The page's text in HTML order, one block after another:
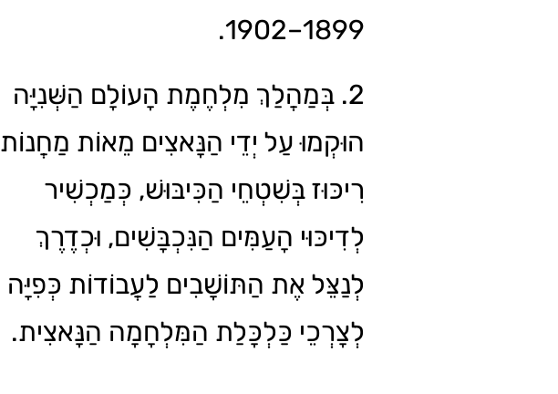
1899–1902.
2. בְּמַהֲלַךְ מִלְחֶמֶת הָעוֹלָם הַשְּׁנִיָּה
הוּקְמוּ עַל יְדֵי הַנָּאצִים מֵאוֹת מַחֲנוֹת
רִיכּוּז בְּשִׁטְחֵי הַכִּיבּוּשׁ, כְּמַכְשִׁיר
לְדִיכּוּי הָעַמִּים הַנִּכְבָּשִׁים, וּכְדֶרֶךְ
לְנַצֵּל אֶת הַתּוֹשָׁבִים לַעֲבוֹדוֹת כְּפִיָּה
לְצָרְכֵי כַּלְכָּלַת הַמִּלְחָמָה הַנָּאצִית.